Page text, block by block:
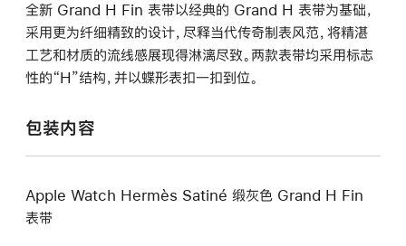
全新 Grand H Fin 表带以经典的 Grand H 表带为基础，
采用更为纤细精致的设计，尽释当代传奇制表风范，将精湛
工艺和材质的流线感展现得淋漓尽致。两款表带均采用标志
性的“H”结构，并以蝶形表扣一扣到位。
包装内容
Apple Watch Hermès Satiné 缎灰色 Grand H Fin
表带